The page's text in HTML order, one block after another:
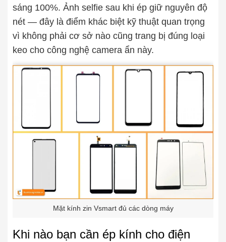
sáng 100%. Ảnh selfie sau khi ép giữ nguyên độ
nét — đây là điểm khác biệt kỹ thuật quan trọng
vì không phải cơ sở nào cũng trang bị đúng loại
keo cho công nghệ camera ẩn này.
Mặt kính zin Vsmart đủ các dòng máy
Khi nào bạn cần ép kính cho điện